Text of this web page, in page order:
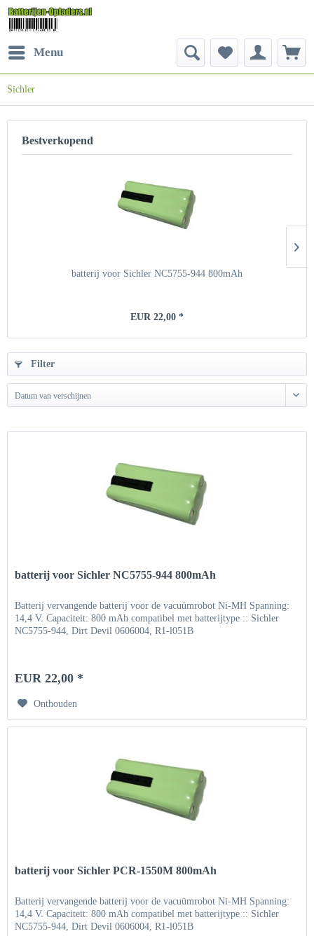
Menu
Sichler
Bestverkopend
batterij voor Sichler NC5755-944 800mAh
EUR 22,00 *
Filter
Datum van verschijnen
batterij voor Sichler NC5755-944 800mAh
Batterij vervangende batterij voor de vacuümrobot Ni-MH Spanning:
14,4 V. Capaciteit: 800 mAh compatibel met batterijtype :: Sichler
NC5755-944, Dirt Devil 0606004, R1-l051B
EUR 22,00 *
Onthouden
batterij voor Sichler PCR-1550M 800mAh
Batterij vervangende batterij voor de vacuümrobot Ni-MH Spanning:
14,4 V. Capaciteit: 800 mAh compatibel met batterijtype :: Sichler
NC5755-944, Dirt Devil 0606004, R1-l051B